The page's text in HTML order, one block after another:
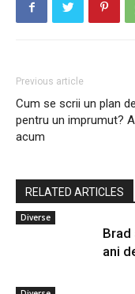
Previous article
Cum se scrii un plan
pentru un imprumut?
acum
RELATED ARTICLES
Diverse
ani